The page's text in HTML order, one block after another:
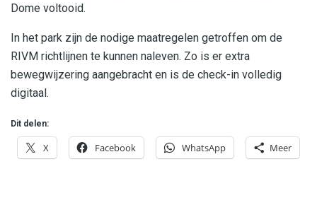
Dome voltooid.
In het park zijn de nodige maatregelen getroffen om de
RIVM richtlijnen te kunnen naleven. Zo is er extra
bewegwijzering aangebracht en is de check-in volledig
digitaal.
Dit delen:
X Facebook WhatsApp Meer